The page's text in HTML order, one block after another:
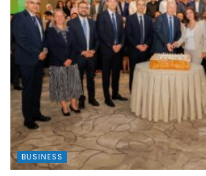
BUSINESS